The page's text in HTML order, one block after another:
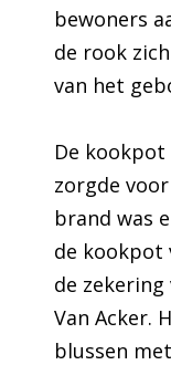
bewoners
de rook
van het
De
zorgde
brand was
de kookpot
de
Van Acker.
blussen